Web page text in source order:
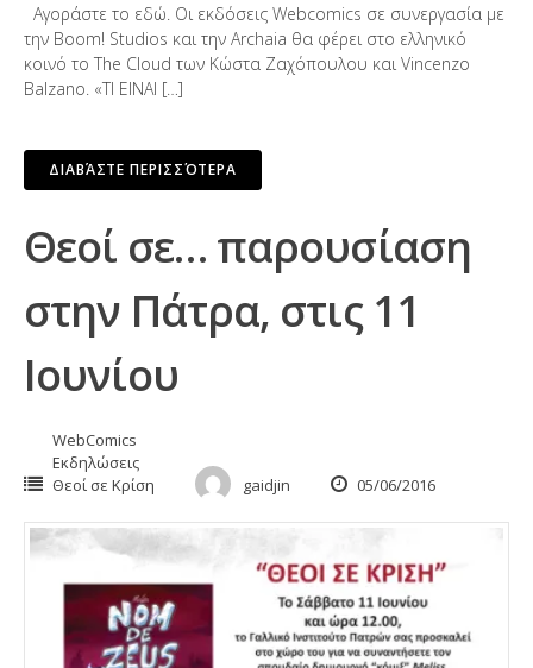
Αγοράστε το εδώ. Οι εκδόσεις Webcomics σε συνεργασία με
την Boom! Studios και την Archaia θα φέρει στο ελληνικό
κοινό το Τhe Cloud των Κώστα Ζαχόπουλου και Vincenzo
Balzano. «ΤΙ ΕΙΝΑΙ […]
ΔΙΑΒΆΣΤΕ ΠΕΡΙΣΣΌΤΕΡΑ
Θεοί σε… παρουσίαση
στην Πάτρα, στις 11
Ιουνίου
WebComics
Εκδηλώσεις
Θεοί σε Κρίση
gaidjin 05/06/2016